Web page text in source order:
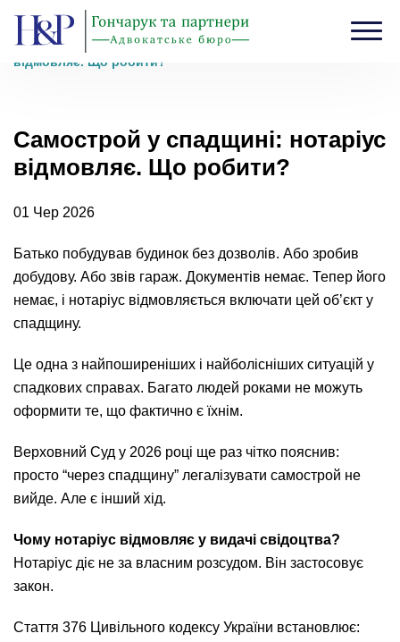
Головна Блог›Самострой у спадщині: нотаріус
відмовляє. Що робити?
Самострой у спадщині: нотаріус
відмовляє. Що робити?
01 Чер 2026
Батько побудував будинок без дозволів. Або зробив
добудову. Або звів гараж. Документів немає. Тепер його
немає, і нотаріус відмовляється включати цей об’єкт у
спадщину.
Це одна з найпоширеніших і найболісніших ситуацій у
спадкових справах. Багато людей роками не можуть
оформити те, що фактично є їхнім.
Верховний Суд у 2026 році ще раз чітко пояснив:
просто “через спадщину” легалізувати самострой не
вийде. Але є інший хід.
Чому нотаріус відмовляє у видачі свідоцтва?
Нотаріус діє не за власним розсудом. Він застосовує
закон.
Стаття 376 Цивільного кодексу України встановлює: